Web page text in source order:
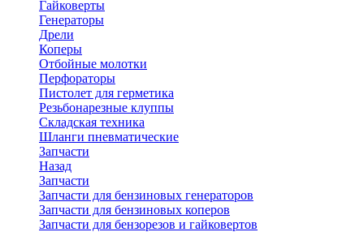
Гайковерты
Генераторы
Дрели
Коперы
Отбойные молотки
Перфораторы
Пистолет для герметика
Резьбонарезные клуппы
Складская техника
Шланги пневматические
Запчасти
Назад
Запчасти
Запчасти для бензиновых генераторов
Запчасти для бензиновых коперов
Запчасти для бензорезов и гайковертов